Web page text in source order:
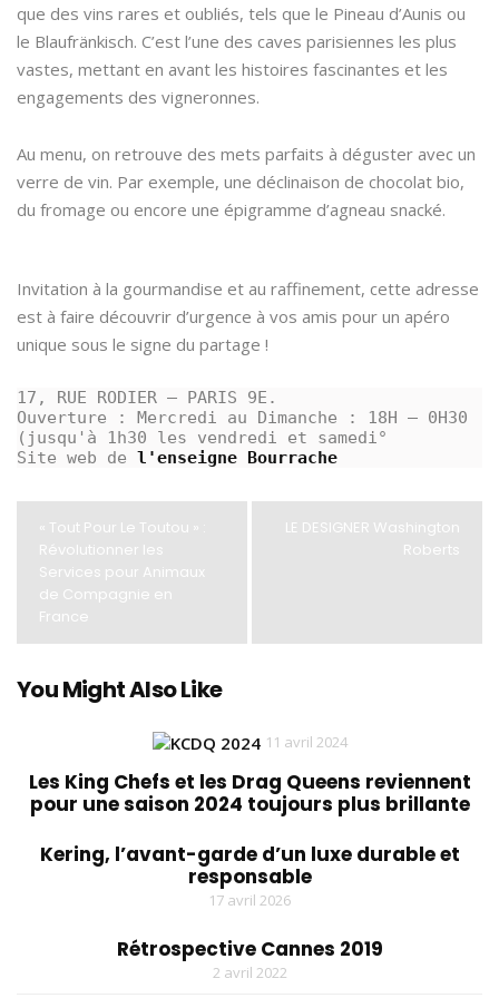
que des vins rares et oubliés, tels que le Pineau d’Aunis ou
le Blaufränkisch. C’est l’une des caves parisiennes les plus
vastes, mettant en avant les histoires fascinantes et les
engagements des vigneronnes.
Au menu, on retrouve des mets parfaits à déguster avec un
verre de vin. Par exemple, une déclinaison de chocolat bio,
du fromage ou encore une épigramme d’agneau snacké.
Invitation à la gourmandise et au raffinement, cette adresse
est à faire découvrir d’urgence à vos amis pour un apéro
unique sous le signe du partage !
17, RUE RODIER – PARIS 9E.
Ouverture : Mercredi au Dimanche : 18H – 0H30
(jusqu'à 1h30 les vendredi et samedi°
Site web de l'enseigne Bourrache
« Tout Pour Le Toutou » :
Révolutionner les
Services pour Animaux
de Compagnie en
France
LE DESIGNER Washington
Roberts
You Might Also Like
Les King Chefs et les Drag Queens reviennent
pour une saison 2024 toujours plus brillante
11 avril 2024
Kering, l’avant-garde d’un luxe durable et
responsable
17 avril 2026
Rétrospective Cannes 2019
2 avril 2022